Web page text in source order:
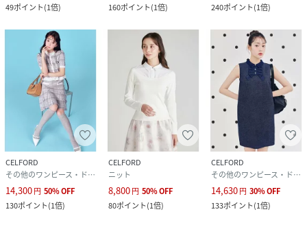
49ポイント(1倍)
160ポイント(1倍)
240ポイント(1倍)
CELFORD
その他のワンピース・ドレス
14,300円 50%OFF
130ポイント(1倍)
CELFORD
ニット
8,800円 50%OFF
80ポイント(1倍)
CELFORD
その他のワンピース・ドレス
14,630円 30%OFF
133ポイント(1倍)